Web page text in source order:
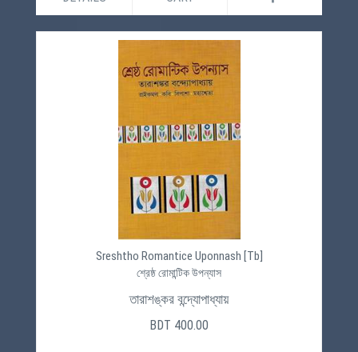
Sreshtho Romantice Uponnash [Tb]
শ্রেষ্ঠ রোমান্টিক উপন্যাস
তারাশঙ্কর বন্দ্যোপাধ্যায়
BDT 400.00